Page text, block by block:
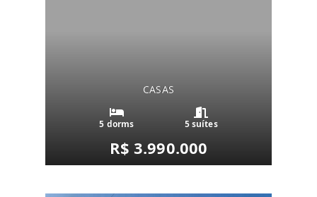
CASAS
5 dorms 5 suítes
R$ 3.990.000